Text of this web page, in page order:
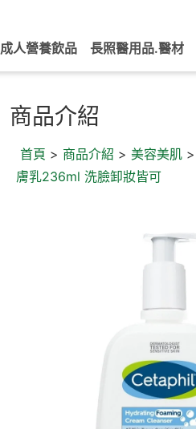
成人營養飲品 長照醫用品.醫材
商品介紹
首頁 > 商品介紹 > 美容美肌 >
膚乳236ml 洗臉卸妝皆可